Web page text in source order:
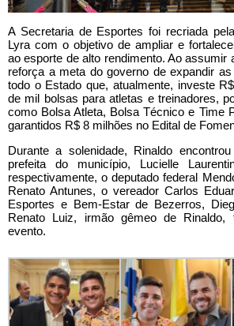
A Secretaria de Esportes foi recriada
Lyra com o objetivo de ampliar e
ao esporte de alto rendimento. Ao assumir
reforça a meta do governo de expandir
todo o Estado que, atualmente, investe
de mil bolsas para atletas e treinadores,
como Bolsa Atleta, Bolsa Técnico e Time
garantidos R$ 8 milhões no Edital de
Durante a solenidade, Rinaldo
prefeita do município, Lucielle
respectivamente, o deputado federal
Renato Antunes, o vereador Carlos
Esportes e Bem-Estar de Bezerros,
Renato Luiz, irmão gêmeo de Rinaldo,
evento.